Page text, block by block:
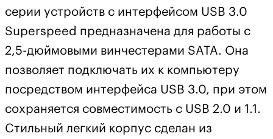
серии устройств с интерфейсом USB 3.0
Superspeed предназначена для работы с
2,5-дюймовыми винчестерами SATA. Она
позволяет подключать их к компьютеру
посредством интерфейса USB 3.0, при этом
сохраняется совместимость с USB 2.0 и 1.1.
Стильный легкий корпус сделан из